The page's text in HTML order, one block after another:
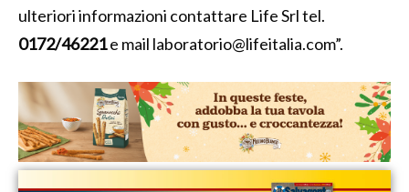
ulteriori informazioni contattare Life Srl tel.
0172/46221e mail laboratorio@lifeitalia.com”.